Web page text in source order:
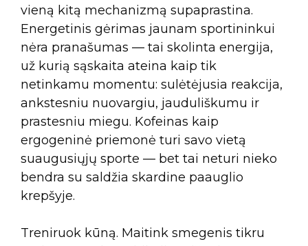
vieną kitą mechanizmą supaprastina.
Energetinis gėrimas jaunam sportininkui
nėra pranašumas — tai skolinta energija,
už kurią sąskaita ateina kaip tik
netinkamu momentu: sulėtėjusia reakcija,
ankstesniu nuovargiu, jauduliškumu ir
prastesniu miegu. Kofeinas kaip
ergogeninė priemonė turi savo vietą
suaugusiųjų sporte — bet tai neturi nieko
bendra su saldžia skardine paauglio
krepšyje.
Treniruok kūną. Maitink smegenis tikru